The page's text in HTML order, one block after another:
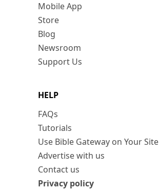
Mobile App
Store
Blog
Newsroom
Support Us
HELP
FAQs
Tutorials
Use Bible Gateway on Your Site
Advertise with us
Contact us
Privacy policy